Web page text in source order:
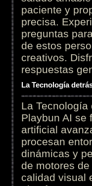
paciente y
precisa.
preguntas
de estos
creativos.
respuestas
La Tecnología
La
Playbun AI se
artificial
procesan
dinámicas y
de motores
calidad visual